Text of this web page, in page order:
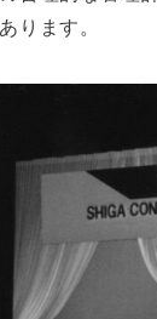
ります。